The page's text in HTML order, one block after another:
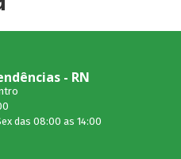
- RN
das 08:00 as 14:00